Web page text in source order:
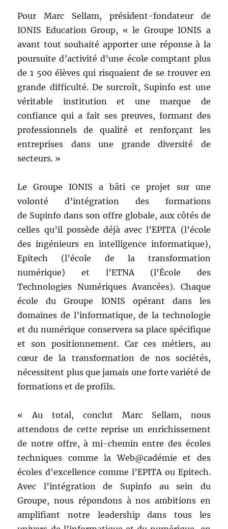
Pour Marc Sellam, président-fondateur de
IONIS Education Group, « le Groupe IONIS a
avant tout souhaité apporter une réponse à la
poursuite d’activité d’une école comptant plus
de 1 500 élèves qui risquaient de se trouver en
grande difficulté. De surcroît, Supinfo est une
véritable institution et une marque de
confiance qui a fait ses preuves, formant des
professionnels de qualité et renforçant les
entreprises dans une grande diversité de
secteurs. »
Le Groupe IONIS a bâti ce projet sur une
volonté d’intégration des formations
de Supinfo dans son offre globale, aux côtés de
celles qu’il possède déjà avec l’EPITA (l’école
des ingénieurs en intelligence informatique),
Epitech (l’école de la transformation
numérique) et l’ETNA (l’École des
Technologies Numériques Avancées). Chaque
école du Groupe IONIS opérant dans les
domaines de l’informatique, de la technologie
et du numérique conservera sa place spécifique
et son positionnement. Car ces métiers, au
cœur de la transformation de nos sociétés,
nécessitent plus que jamais une forte variété de
formations et de profils.
« Au total, conclut Marc Sellam, nous
attendons de cette reprise un enrichissement
de notre offre, à mi-chemin entre des écoles
techniques comme la Web@cadémie et des
écoles d’excellence comme l’EPITA ou Epitech.
Avec l’intégration de Supinfo au sein du
Groupe, nous répondons à nos ambitions en
amplifiant notre leadership dans tous les